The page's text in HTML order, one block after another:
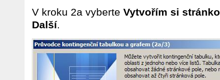
V kroku 2a vyberte Vytvořím si
Další.